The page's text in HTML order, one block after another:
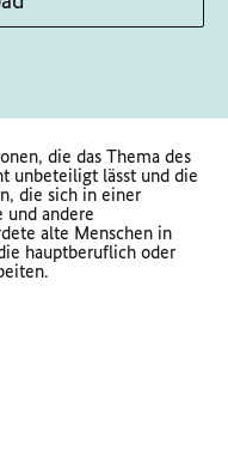
die das Thema des
unbeteiligt lässt und die
die sich in einer
und andere
alte Menschen in
hauptberuflich oder